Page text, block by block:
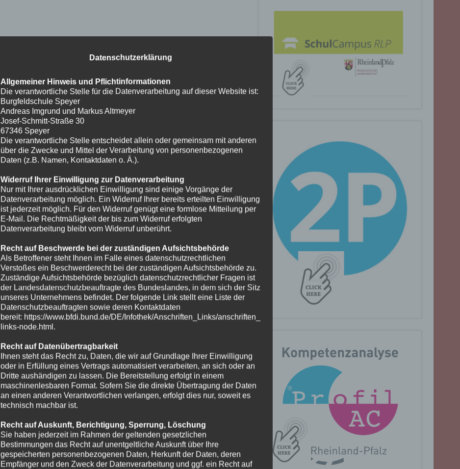
Datenschutzerklärung
Allgemeiner Hinweis und Pflichtinformationen
Die verantwortliche Stelle für die Datenverarbeitung auf dieser Website ist:
Burgfeldschule Speyer
Andreas Imgrund und Markus Altmeyer
Josef-Schmitt-Straße 30
67346 Speyer
Die verantwortliche Stelle entscheidet allein oder gemeinsam mit anderen
über die Zwecke und Mittel der Verarbeitung von personenbezogenen
Daten (z.B. Namen, Kontaktdaten o. Ä.).
Widerruf Ihrer Einwilligung zur Datenverarbeitung
Nur mit Ihrer ausdrücklichen Einwilligung sind einige Vorgänge der
Datenverarbeitung möglich. Ein Widerruf Ihrer bereits erteilten Einwilligung
ist jederzeit möglich. Für den Widerruf genügt eine formlose Mitteilung per
E-Mail. Die Rechtmäßigkeit der bis zum Widerruf erfolgten
Datenverarbeitung bleibt vom Widerruf unberührt.
Recht auf Beschwerde bei der zuständigen Aufsichtsbehörde
Als Betroffener steht Ihnen im Falle eines datenschutzrechtlichen
Verstoßes ein Beschwerderecht bei der zuständigen Aufsichtsbehörde zu.
Zuständige Aufsichtsbehörde bezüglich datenschutzrechtlicher Fragen ist
der Landesdatenschutzbeauftragte des Bundeslandes, in dem sich der Sitz
unseres Unternehmens befindet. Der folgende Link stellt eine Liste der
Datenschutzbeauftragten sowie deren Kontaktdaten
bereit: https://www.bfdi.bund.de/DE/Infothek/Anschriften_Links/anschriften_
links-node.html.
Recht auf Datenübertragbarkeit
Ihnen steht das Recht zu, Daten, die wir auf Grundlage Ihrer Einwilligung
oder in Erfüllung eines Vertrags automatisiert verarbeiten, an sich oder an
Dritte aushändigen zu lassen. Die Bereitstellung erfolgt in einem
maschinenlesbaren Format. Sofern Sie die direkte Übertragung der Daten
an einen anderen Verantwortlichen verlangen, erfolgt dies nur, soweit es
technisch machbar ist.
Recht auf Auskunft, Berichtigung, Sperrung, Löschung
Sie haben jederzeit im Rahmen der geltenden gesetzlichen
Bestimmungen das Recht auf unentgeltliche Auskunft über Ihre
gespeicherten personenbezogenen Daten, Herkunft der Daten, deren
Empfänger und den Zweck der Datenverarbeitung und ggf. ein Recht auf